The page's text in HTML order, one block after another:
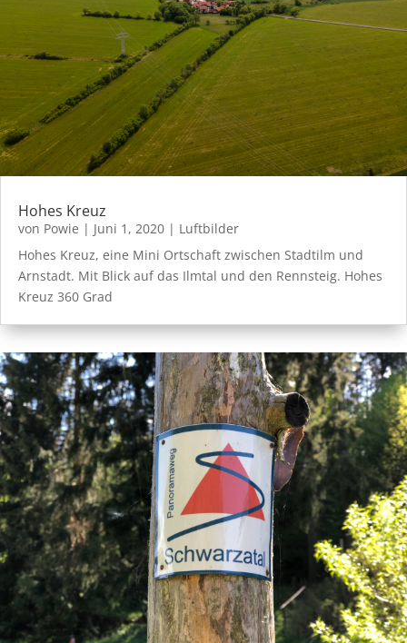
Hohes Kreuz
von Powie | Juni 1, 2020 | Luftbilder
Hohes Kreuz, eine Mini Ortschaft zwischen Stadtilm und
Arnstadt. Mit Blick auf das Ilmtal und den Rennsteig. Hohes
Kreuz 360 Grad